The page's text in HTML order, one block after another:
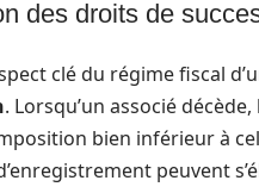
des droits de
clé du régime fiscal
. Lorsqu’un associé
bien inférieur à
peuvent